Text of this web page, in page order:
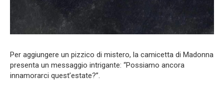
Per aggiungere un pizzico di mistero, la camicetta di Madonna
presenta un messaggio intrigante: “Possiamo ancora
innamorarci quest’estate?”.